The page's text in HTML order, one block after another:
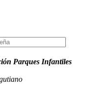
Parques Infantiles